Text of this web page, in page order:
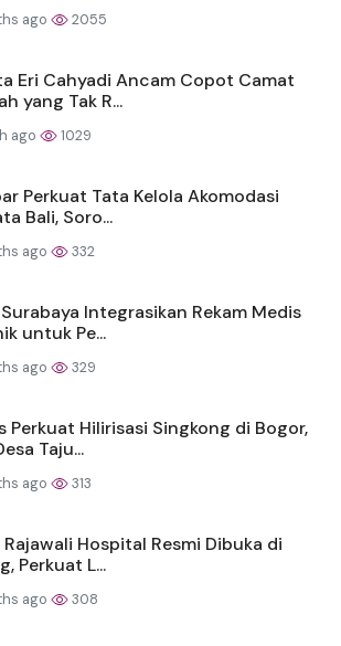
ago 2055
Eri Cahyadi Ancam Copot Camat
yang Tak R...
ago 1029
Perkuat Tata Kelola Akomodasi
Bali, Soro...
ago 332
Integrasikan Rekam Medis
untuk Pe...
ago 329
Perkuat Hilirisasi Singkong di Bogor,
Taju...
ago 313
Rajawali Hospital Resmi Dibuka di
Perkuat L...
ago 308